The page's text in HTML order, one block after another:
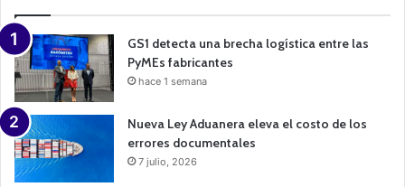
n
GS1 detecta una brecha logística entre las
PyMEs fabricantes
hace 1 semana
Nueva Ley Aduanera eleva el costo de los
errores documentales
7 julio, 2026